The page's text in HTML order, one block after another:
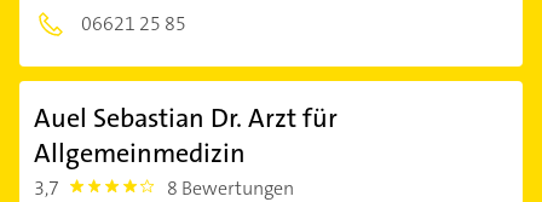
06621 25 85
Auel Sebastian Dr. Arzt für
Allgemeinmedizin
3,7 3.7 8 Bewertungen